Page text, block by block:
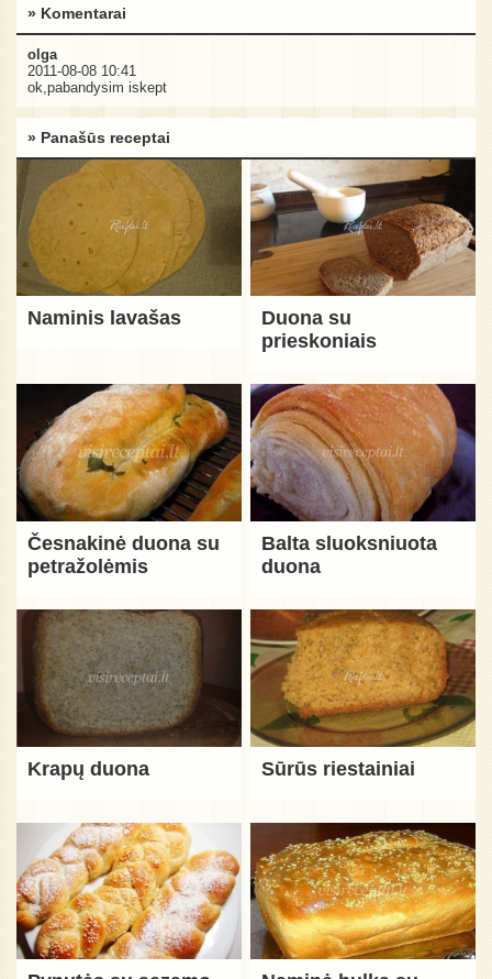
» Komentarai
olga
2011-08-08 10:41
ok,pabandysim iskept
» Panašūs receptai
Naminis lavašas
Duona su
prieskoniais
Česnakinė duona su
petražolėmis
Balta sluoksniuota
duona
Krapų duona Sūrūs riestainiai